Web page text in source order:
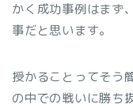
かく成功事例はまず
事だと思います。
授かることってそう
の中での戦いに勝ち